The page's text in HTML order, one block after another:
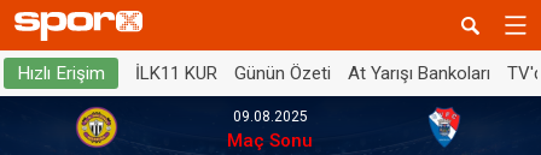
Hızlı Erişim İLK11 KUR Günün Özeti At Yarışı Bankoları
09.08.2025
Maç Sonu